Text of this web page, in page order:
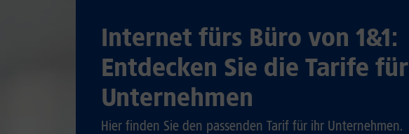
Internet fürs Büro von 1&1:
Entdecken Sie die Tarife für
Unternehmen
Hier finden Sie den passenden Tarif für ihr Unternehmen.